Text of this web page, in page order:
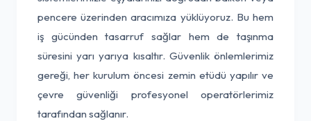
pencere üzerinden aracımıza yüklüyoruz. Bu hem
iş gücünden tasarruf sağlar hem de taşınma
süresini yarı yarıya kısaltır. Güvenlik önlemlerimiz
gereği, her kurulum öncesi zemin etüdü yapılır ve
çevre güvenliği profesyonel operatörlerimiz
tarafından sağlanır.